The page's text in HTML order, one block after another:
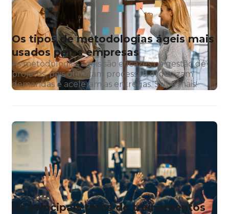
Os tipos de metodologias ágeis mais
usados pelas empresas
As metodologias ágeis são eficazes na gestão de
projetos, pois otimizam processos, organizam
demandas e aceleram as entregas. Saiba mais!
Os principais tipos de treinamentos